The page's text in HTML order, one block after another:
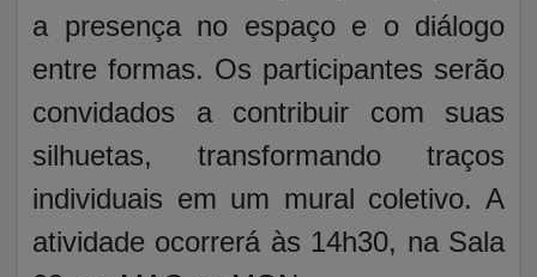
a presença no espaço e o diálogo
entre formas. Os participantes serão
convidados a contribuir com suas
silhuetas, transformando traços
individuais em um mural coletivo. A
atividade ocorrerá às 14h30, na Sala